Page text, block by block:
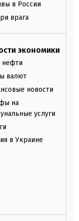
в России
врага
экономики
нефти
валют
новости
на
услуги
в Украине